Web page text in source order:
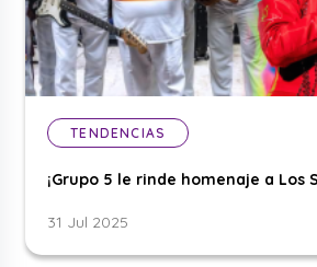
TENDENCIAS
¡Grupo 5 le rinde homenaje a Los
31 Jul 2025